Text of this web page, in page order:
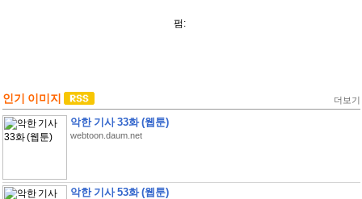
펌:
인기 이미지 더보기
악한 기사 33화 (웹툰)
webtoon.daum.net
악한 기사 53화 (웹툰)